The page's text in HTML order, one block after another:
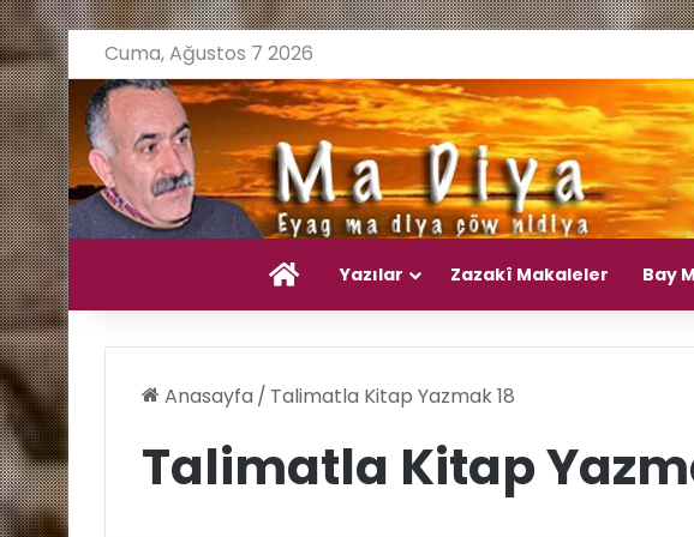
Cuma, Ağustos 7 2026
Ana Sayfa
Yazılar Zazakî Makaleler Bay
Anasayfa / Talimatla Kitap Yazmak 18
Talimatla Kitap